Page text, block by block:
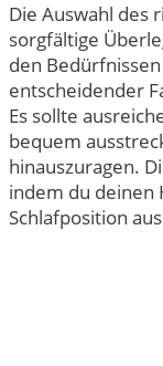
Die Auswahl des
sorgfältige
den
entscheidender
Es sollte
bequem
hinauszuragen.
indem du deinen
Schlafposition